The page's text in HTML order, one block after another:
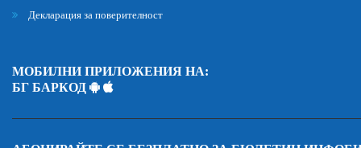
Декларация за поверителност
МОБИЛНИ ПРИЛОЖЕНИЯ НА:
БГ БАРКОД